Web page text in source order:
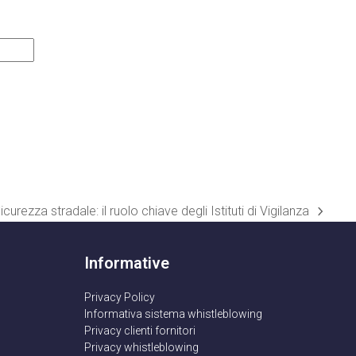
stradale: il ruolo chiave degli Istituti di Vigilanza
Informative
Privacy Policy
Informativa sistema whistleblowing
Privacy clienti fornitori
Privacy whistleblowing